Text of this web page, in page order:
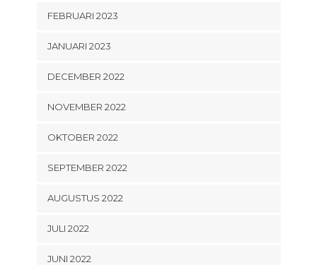
FEBRUARI 2023
JANUARI 2023
DECEMBER 2022
NOVEMBER 2022
OKTOBER 2022
SEPTEMBER 2022
AUGUSTUS 2022
JULI 2022
JUNI 2022